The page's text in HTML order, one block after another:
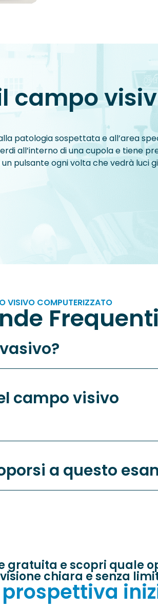
campo
patologia sospettata e all’area
all’interno di una cupola e tiene
pulsante ogni volta che vedrà luci
VISIVO COMPUTERIZZATO
campo visivo
a questo
e scopri quale
chiara e senza